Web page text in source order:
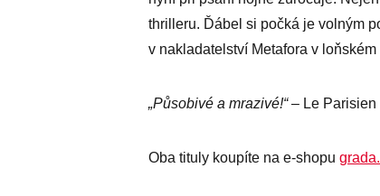
thrilleru. Ďábel si počká je volným
v nakladatelství Metafora v loňském
„Působivé a mrazivé!“– Le Parisien
Oba tituly koupíte na e-shopu